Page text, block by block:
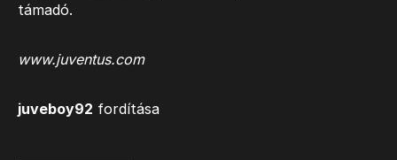
támadó.
www.juventus.com
juveboy92 fordítása